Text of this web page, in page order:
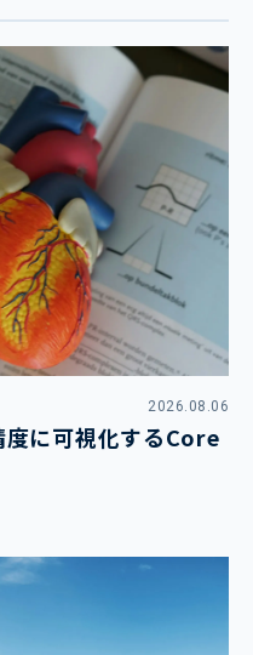
2026.08.06
に可視化するCore